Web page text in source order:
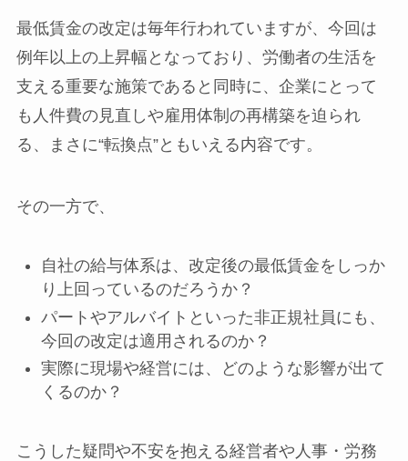
最低賃金の改定は毎年行われていますが、今回は
例年以上の上昇幅となっており、労働者の生活を
支える重要な施策であると同時に、企業にとって
も人件費の見直しや雇用体制の再構築を迫られ
る、まさに“転換点”ともいえる内容です。
その一方で、
自社の給与体系は、改定後の最低賃金をしっか
り上回っているのだろうか？
パートやアルバイトといった非正規社員にも、
今回の改定は適用されるのか？
実際に現場や経営には、どのような影響が出て
くるのか？
こうした疑問や不安を抱える経営者や人事・労務